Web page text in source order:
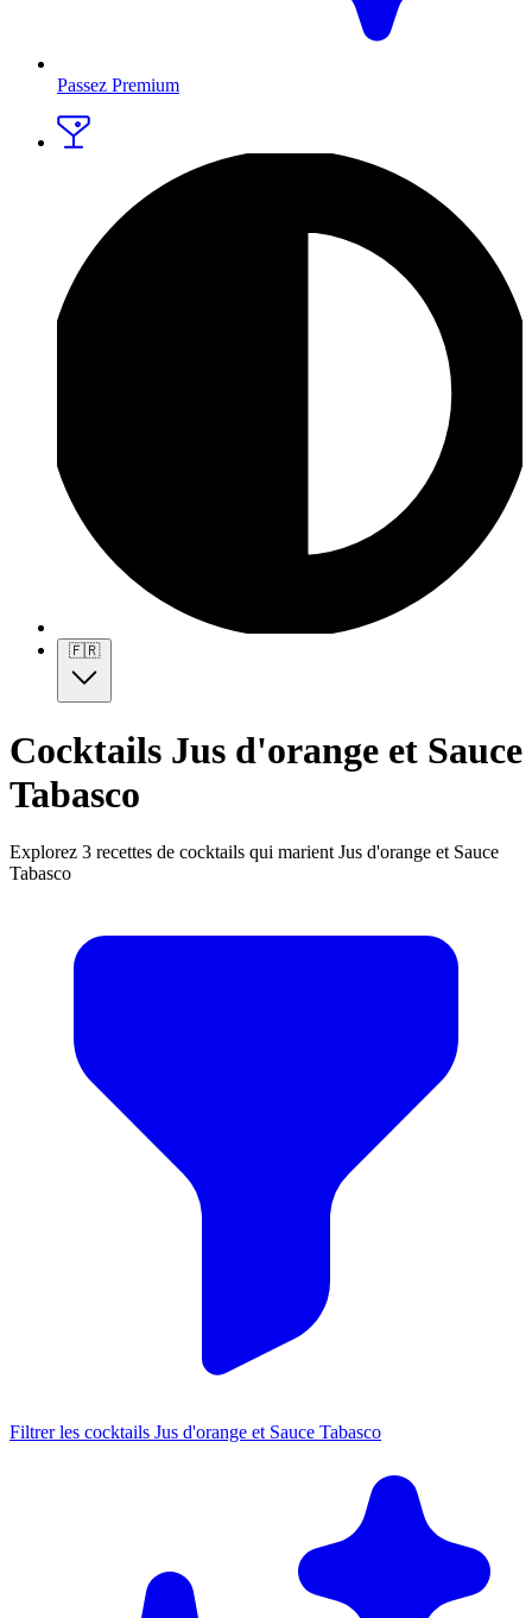
Passez Premium
🇫🇷
Cocktails Jus d'orange et Sauce
Tabasco
Explorez 3 recettes de cocktails qui marient Jus d'orange et Sauce
Tabasco
Filtrer les cocktails Jus d'orange et Sauce Tabasco